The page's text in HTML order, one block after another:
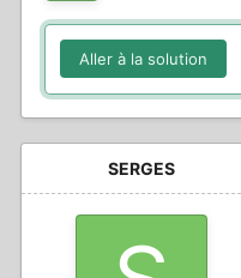
Aller à la solution
SERGES